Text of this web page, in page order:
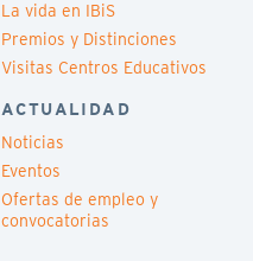
La vida en IBiS
Premios y Distinciones
Visitas Centros Educativos
ACTUALIDAD
Noticias
Eventos
Ofertas de empleo y
convocatorias